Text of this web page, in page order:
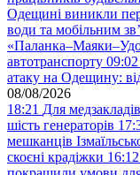
Одещині виникли
води та мобільним
автотранспорту 09:02
атаку на Одещину:
08/08/2026
18:21 Для
шість генераторів
мешканців
скоєні крадіжки 16:12